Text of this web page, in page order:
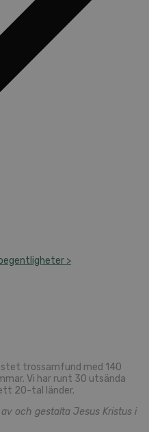
>
trossamfund med 140
Vi har runt 30 utsända
20-tal länder.
och gestalta Jesus Kristus i